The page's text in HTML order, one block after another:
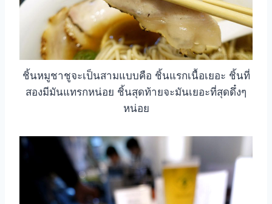
ชิ้นหมูชาชูจะเป็นสามแบบคือ ชิ้นแรกเนื้อเยอะ ชิ้นที่
สองมีมันแทรกหน่อย ชิ้นสุดท้ายจะมันเยอะที่สุดดึ๋งๆ
หน่อย